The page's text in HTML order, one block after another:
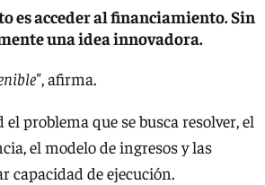
es acceder al financiamiento. Sin
una idea innovadora.
, afirma.
problema que se busca resolver, el
el modelo de ingresos y las
capacidad de ejecución.